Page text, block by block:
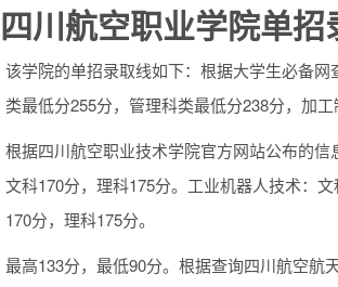
四川航空职业学院单招
该学院的单招录取线如下：根据大学生必备
类最低分255分，管理科类最低分238分，加工
根据四川航空职业技术学院官方网站公布的信
文科170分，理科175分。工业机器人技术：
170分，理科175分。
最高133分，最低90分。根据查询四川航空航